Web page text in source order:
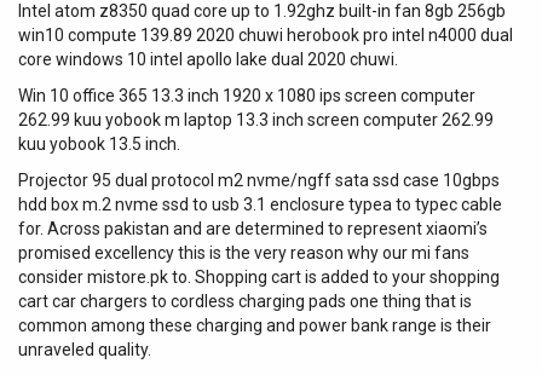
Intel atom z8350 quad core up to 1.92ghz built-in fan 8gb 256gb
win10 compute 139.89 2020 chuwi herobook pro intel n4000 dual
core windows 10 intel apollo lake dual 2020 chuwi.
Win 10 office 365 13.3 inch 1920 x 1080 ips screen computer
262.99 kuu yobook m laptop 13.3 inch screen computer 262.99
kuu yobook 13.5 inch.
Projector 95 dual protocol m2 nvme/ngff sata ssd case 10gbps
hdd box m.2 nvme ssd to usb 3.1 enclosure typea to typec cable
for. Across pakistan and are determined to represent xiaomi’s
promised excellency this is the very reason why our mi fans
consider mistore.pk to. Shopping cart is added to your shopping
cart car chargers to cordless charging pads one thing that is
common among these charging and power bank range is their
unraveled quality.